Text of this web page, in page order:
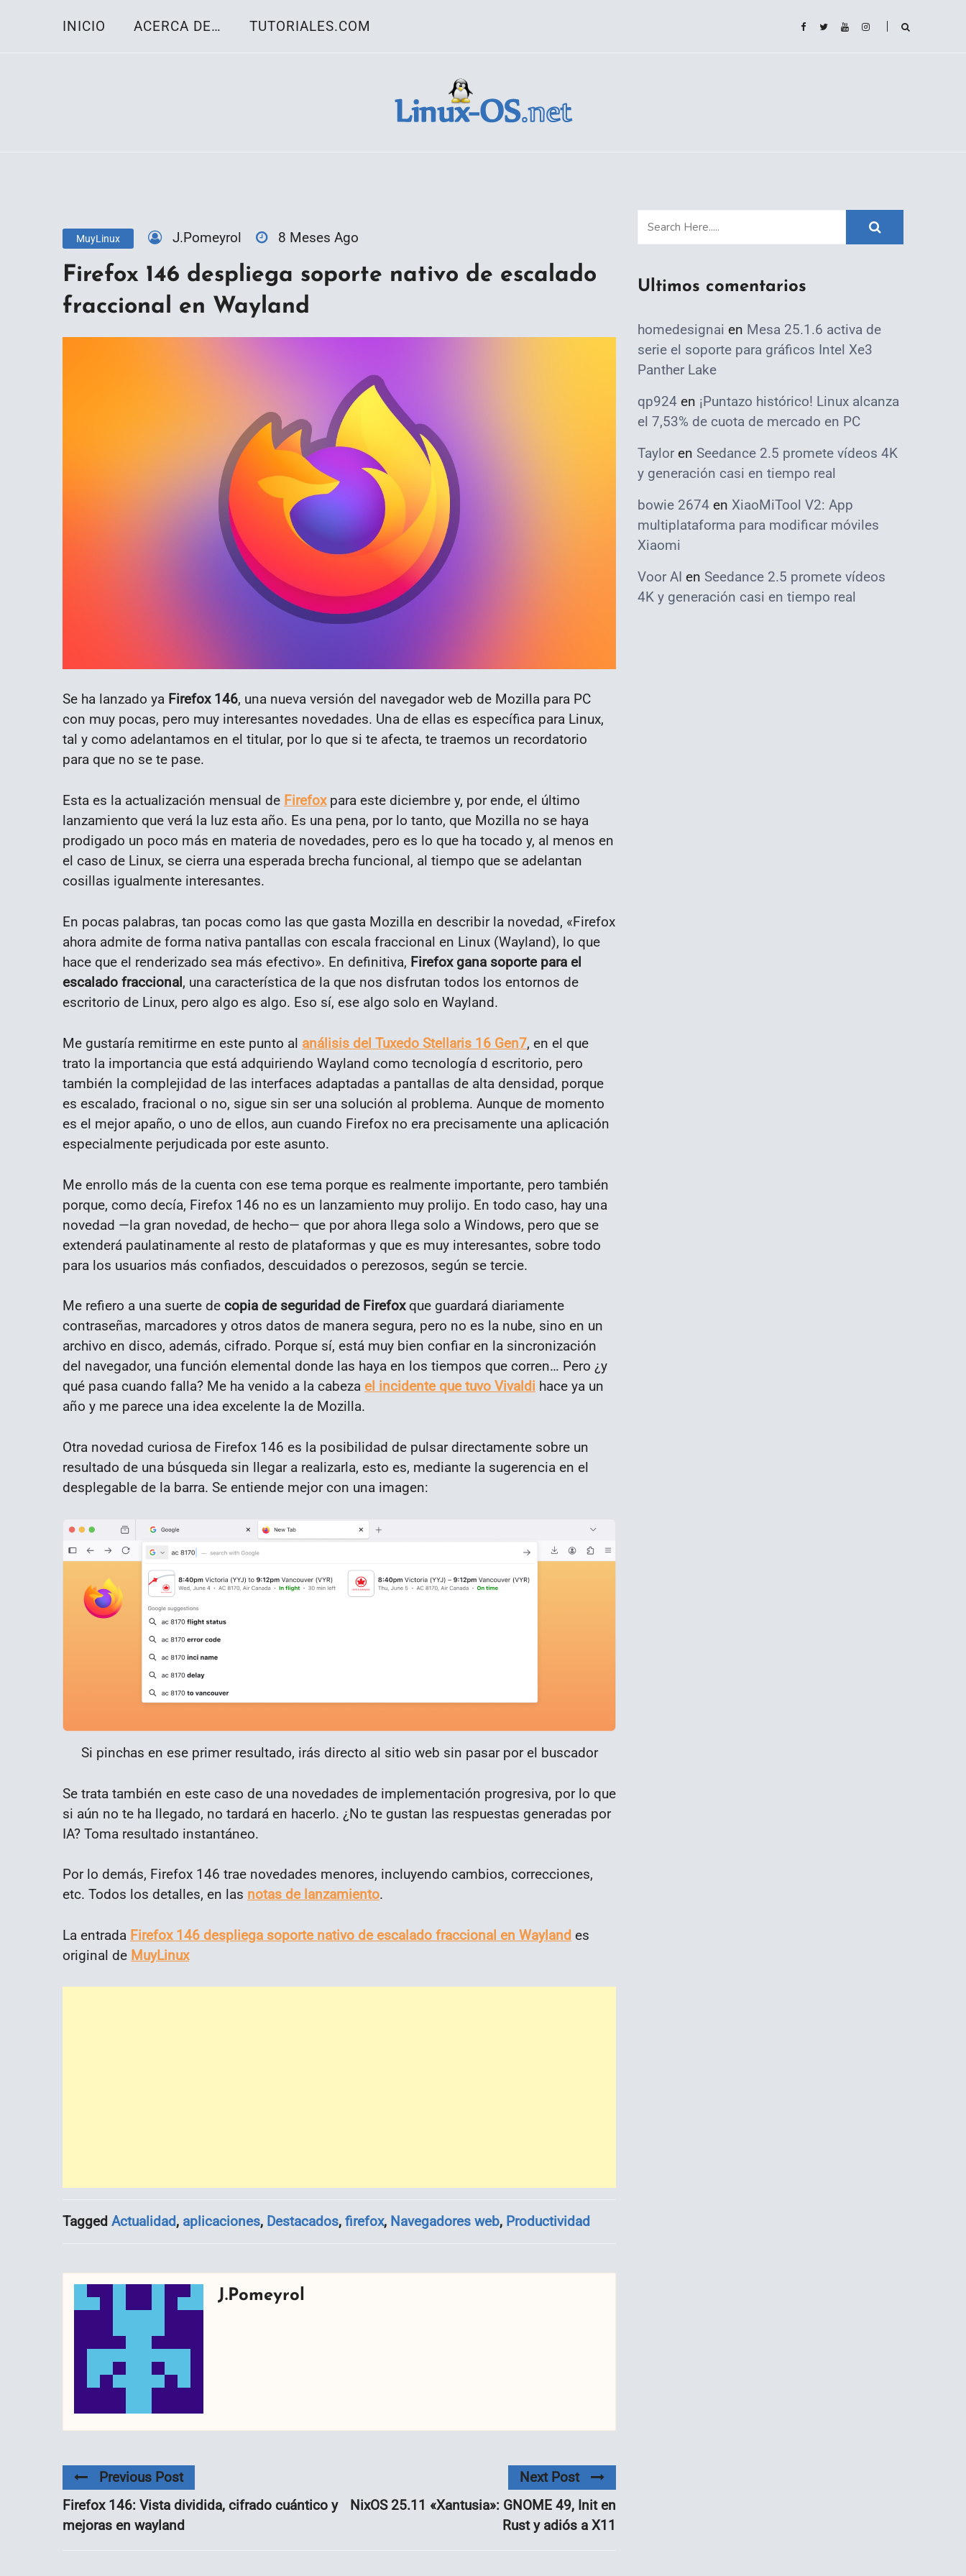
INICIO ACERCA DE… TUTORIALES.COM
MuyLinux J.Pomeyrol 8 Meses Ago
Firefox 146 despliega soporte nativo de escalado
fraccional en Wayland
Se ha lanzado ya Firefox 146, una nueva versión del navegador web de Mozilla para PC
con muy pocas, pero muy interesantes novedades. Una de ellas es específica para Linux,
tal y como adelantamos en el titular, por lo que si te afecta, te traemos un recordatorio
para que no se te pase.
Esta es la actualización mensual de Firefoxpara este diciembre y, por ende, el último
lanzamiento que verá la luz esta año. Es una pena, por lo tanto, que Mozilla no se haya
prodigado un poco más en materia de novedades, pero es lo que ha tocado y, al menos en
el caso de Linux, se cierra una esperada brecha funcional, al tiempo que se adelantan
cosillas igualmente interesantes.
En pocas palabras, tan pocas como las que gasta Mozilla en describir la novedad, «Firefox
ahora admite de forma nativa pantallas con escala fraccional en Linux (Wayland), lo que
hace que el renderizado sea más efectivo». En definitiva, Firefox gana soporte para el
escalado fraccional, una característica de la que nos disfrutan todos los entornos de
escritorio de Linux, pero algo es algo. Eso sí, ese algo solo en Wayland.
Me gustaría remitirme en este punto al análisis del Tuxedo Stellaris 16 Gen7, en el que
trato la importancia que está adquiriendo Wayland como tecnología d escritorio, pero
también la complejidad de las interfaces adaptadas a pantallas de alta densidad, porque
es escalado, fracional o no, sigue sin ser una solución al problema. Aunque de momento
es el mejor apaño, o uno de ellos, aun cuando Firefox no era precisamente una aplicación
especialmente perjudicada por este asunto.
Me enrollo más de la cuenta con ese tema porque es realmente importante, pero también
porque, como decía, Firefox 146 no es un lanzamiento muy prolijo. En todo caso, hay una
novedad —la gran novedad, de hecho— que por ahora llega solo a Windows, pero que se
extenderá paulatinamente al resto de plataformas y que es muy interesantes, sobre todo
para los usuarios más confiados, descuidados o perezosos, según se tercie.
Me refiero a una suerte de copia de seguridad de Firefoxque guardará diariamente
contraseñas, marcadores y otros datos de manera segura, pero no es la nube, sino en un
archivo en disco, además, cifrado. Porque sí, está muy bien confiar en la sincronización
del navegador, una función elemental donde las haya en los tiempos que corren… Pero ¿y
qué pasa cuando falla? Me ha venido a la cabeza el incidente que tuvo Vivaldi hace ya un
año y me parece una idea excelente la de Mozilla.
Otra novedad curiosa de Firefox 146 es la posibilidad de pulsar directamente sobre un
resultado de una búsqueda sin llegar a realizarla, esto es, mediante la sugerencia en el
desplegable de la barra. Se entiende mejor con una imagen:
Si pinchas en ese primer resultado, irás directo al sitio web sin pasar por el buscador
Se trata también en este caso de una novedades de implementación progresiva, por lo que
si aún no te ha llegado, no tardará en hacerlo. ¿No te gustan las respuestas generadas por
IA? Toma resultado instantáneo.
Por lo demás, Firefox 146 trae novedades menores, incluyendo cambios, correcciones,
etc. Todos los detalles, en las notas de lanzamiento.
La entrada Firefox 146 despliega soporte nativo de escalado fraccional en Wayland es
original de MuyLinux
Tagged Actualidad, aplicaciones, Destacados, firefox, Navegadores web, Productividad
J.Pomeyrol
Previous Post
Firefox 146: Vista dividida, cifrado cuántico y
mejoras en wayland
Next Post
NixOS 25.11 «Xantusia»: GNOME 49, Init en
Rust y adiós a X11
Ultimos comentarios
homedesignai en Mesa 25.1.6 activa de
serie el soporte para gráficos Intel Xe3
Panther Lake
qp924 en ¡Puntazo histórico! Linux alcanza
el 7,53% de cuota de mercado en PC
Taylor en Seedance 2.5 promete vídeos 4K
y generación casi en tiempo real
bowie 2674 en XiaoMiTool V2: App
multiplataforma para modificar móviles
Xiaomi
Voor AI en Seedance 2.5 promete vídeos
4K y generación casi en tiempo real